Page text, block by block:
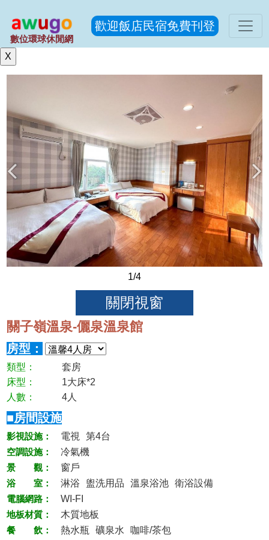
數位環球休閒網
歡迎飯店民宿免費刊登
1/4
關子嶺溫泉-儷泉溫泉館
房型：
類型：
套房
床型：
1大床*2
人數：
4人
■房間設施
影視設施： 電視
第4台
空調設施：
冷氣機
景 觀：
窗戶
浴 室：
淋浴 盥洗用品 溫泉浴池
衛浴設備
電腦網路：
WI-FI
地板材質：
木質地板
餐 飲：
熱水瓶 礦泉水
咖啡/茶包